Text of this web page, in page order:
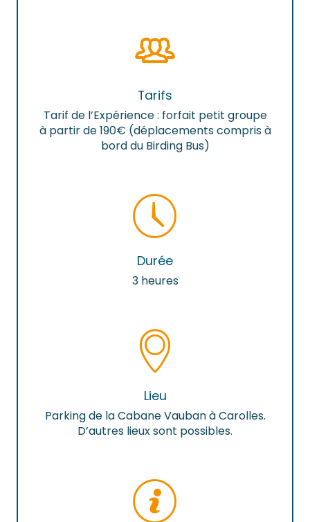
Tarifs
Tarif de l’Expérience : forfait petit groupe
à partir de 190€ (déplacements compris à
bord du Birding Bus)
Durée
3 heures
Lieu
Parking de la Cabane Vauban à Carolles.
D’autres lieux sont possibles.